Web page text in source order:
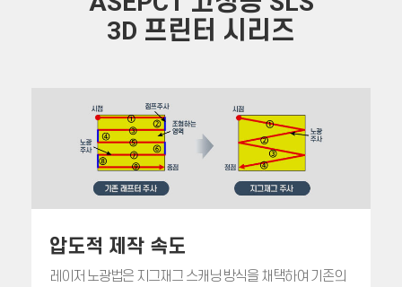
3D 프린터 시리즈
압도적 제작 속도
레이저 노광법은 지그재그 스캐닝 방식을 채택하여 기존의